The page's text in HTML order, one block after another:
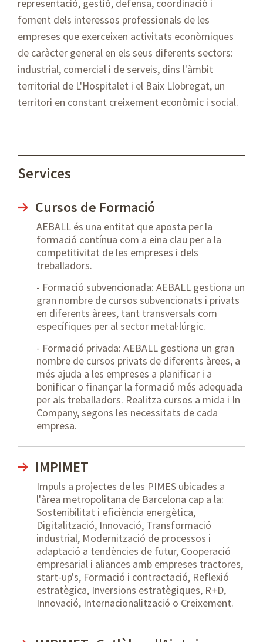
representació, gestió, defensa, coordinació i
foment dels interessos professionals de les
empreses que exerceixen activitats econòmiques
de caràcter general en els seus diferents sectors:
industrial, comercial i de serveis, dins l'àmbit
territorial de L'Hospitalet i el Baix Llobregat, un
territori en constant creixement econòmic i social.
Services
Cursos de Formació
AEBALL és una entitat que aposta per la
formació contínua com a eina clau per a la
competitivitat de les empreses i dels
treballadors.
- Formació subvencionada: AEBALL gestiona un
gran nombre de cursos subvencionats i privats
en diferents àrees, tant transversals com
específiques per al sector metal·lúrgic.
- Formació privada: AEBALL gestiona un gran
nombre de cursos privats de diferents àrees, a
més ajuda a les empreses a planificar i a
bonificar o finançar la formació més adequada
per als treballadors. Realitza cursos a mida i In
Company, segons les necessitats de cada
empresa.
IMPIMET
Impuls a projectes de les PIMES ubicades a
l'àrea metropolitana de Barcelona cap a la:
Sostenibilitat i eficiència energètica,
Digitalització, Innovació, Transformació
industrial, Modernització de processos i
adaptació a tendències de futur, Cooperació
empresarial i aliances amb empreses tractores,
start-up's, Formació i contractació, Reflexió
estratègica, Inversions estratègiques, R+D,
Innovació, Internacionalització o Creixement.